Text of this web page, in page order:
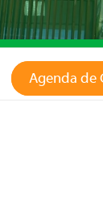
Agenda de